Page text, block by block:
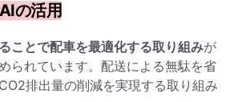
の活用
ことで配車を最適化する取り組みが
られています。配送による無駄を省
排出量の削減を実現する取り組み